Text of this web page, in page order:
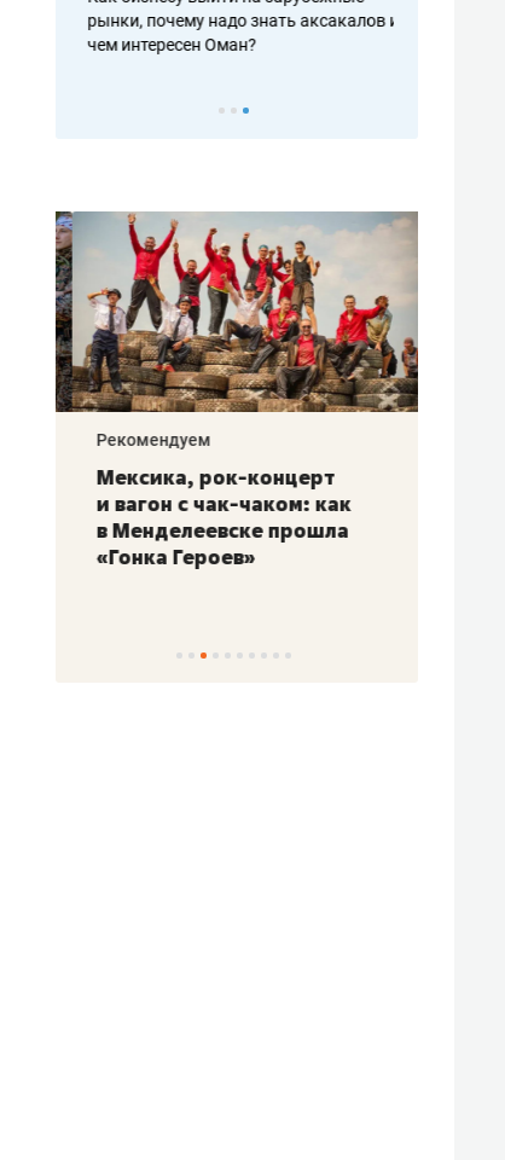
рынки, почему надо знать аксакалов и
чем интересен Оман?
Рекомендуем
Мексика, рок-концерт
и вагон с чак-чаком: как
в Менделеевске прошла
«Гонка Героев»